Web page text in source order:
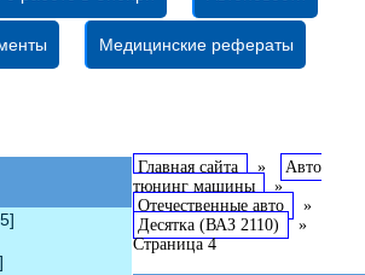
Медицинские рефераты
Главная сайта »
Авто
тюнинг машины
»
Отечественные авто
»
Десятка (ВАЗ 2110) »
Страница 4